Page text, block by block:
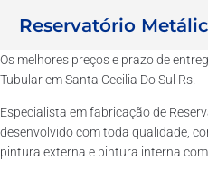
Reservatório
Os melhores preços e prazo de
Tubular em Santa Cecilia Do Sul Rs!
Especialista em fabricação de
desenvolvido com toda qualidade,
pintura externa e pintura interna